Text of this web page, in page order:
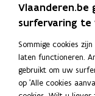
Schrijf je in
Thema's
Taaladviezen
Spellingregels
Vlaanderen.be
surfervaring te
Sommige cookies
laten functioneren.
gebruikt om uw
op 'Alle cookies